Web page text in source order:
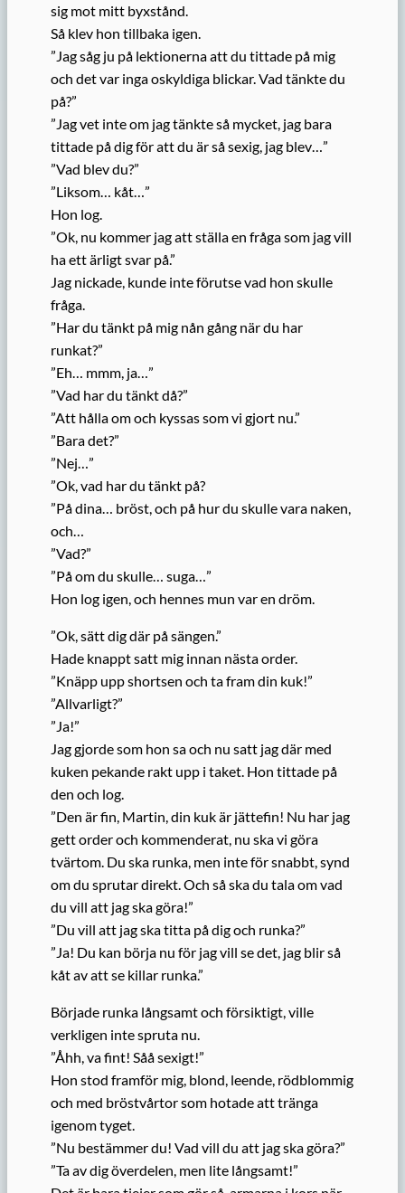
sig mot mitt byxstånd.
Så klev hon tillbaka igen.
”Jag såg ju på lektionerna att du tittade på mig
och det var inga oskyldiga blickar. Vad tänkte du
på?”
”Jag vet inte om jag tänkte så mycket, jag bara
tittade på dig för att du är så sexig, jag blev…”
”Vad blev du?”
”Liksom… kåt…”
Hon log.
”Ok, nu kommer jag att ställa en fråga som jag vill
ha ett ärligt svar på.”
Jag nickade, kunde inte förutse vad hon skulle
fråga.
”Har du tänkt på mig nån gång när du har
runkat?”
”Eh… mmm, ja…”
”Vad har du tänkt då?”
”Att hålla om och kyssas som vi gjort nu.”
”Bara det?”
”Nej…”
”Ok, vad har du tänkt på?
”På dina… bröst, och på hur du skulle vara naken,
och…
”Vad?”
”På om du skulle… suga…”
Hon log igen, och hennes mun var en dröm.
”Ok, sätt dig där på sängen.”
Hade knappt satt mig innan nästa order.
”Knäpp upp shortsen och ta fram din kuk!”
”Allvarligt?”
”Ja!”
Jag gjorde som hon sa och nu satt jag där med
kuken pekande rakt upp i taket. Hon tittade på
den och log.
”Den är fin, Martin, din kuk är jättefin! Nu har jag
gett order och kommenderat, nu ska vi göra
tvärtom. Du ska runka, men inte för snabbt, synd
om du sprutar direkt. Och så ska du tala om vad
du vill att jag ska göra!”
”Du vill att jag ska titta på dig och runka?”
”Ja! Du kan börja nu för jag vill se det, jag blir så
kåt av att se killar runka.”
Började runka långsamt och försiktigt, ville
verkligen inte spruta nu.
”Åhh, va fint! Såå sexigt!”
Hon stod framför mig, blond, leende, rödblommig
och med bröstvårtor som hotade att tränga
igenom tyget.
”Nu bestämmer du! Vad vill du att jag ska göra?”
”Ta av dig överdelen, men lite långsamt!”